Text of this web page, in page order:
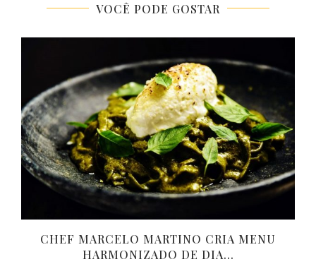
VOCÊ PODE GOSTAR
CHEF MARCELO MARTINO CRIA MENU
HARMONIZADO DE DIA...